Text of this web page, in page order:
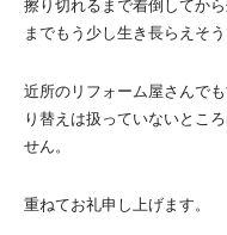
擦り切れるまで着倒してか
までもう少し生き長らえそ
近所のリフォーム屋さんで
り替えは扱っていないとこ
せん。
重ねてお礼申し上げます。